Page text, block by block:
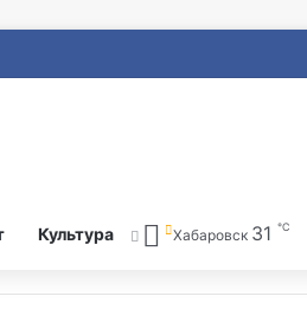
Культура Хабаровск 31 ℃